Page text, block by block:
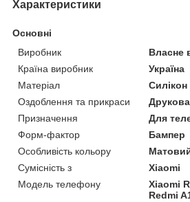
Характеристики
Основні
Виробник
Власне
Країна виробник
Україна
Матеріал
Силікон
Оздоблення та прикраси
Призначення
Для
Форм-фактор
Бампер
Особливість кольору
Сумісність з
Xiaomi
Модель телефону
Xiaomi
Redmi